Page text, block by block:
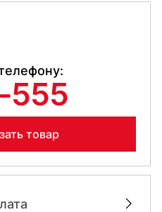
555
товар